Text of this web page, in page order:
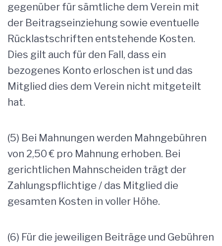
gegenüber für sämtliche dem Verein mit
der Beitragseinziehung sowie eventuelle
Rücklastschriften entstehende Kosten.
Dies gilt auch für den Fall, dass ein
bezogenes Konto erloschen ist und das
Mitglied dies dem Verein nicht mitgeteilt
hat.
(5) Bei Mahnungen werden Mahngebühren
von 2,50 € pro Mahnung erhoben. Bei
gerichtlichen Mahnscheiden trägt der
Zahlungspflichtige / das Mitglied die
gesamten Kosten in voller Höhe.
(6) Für die jeweiligen Beiträge und Gebühren